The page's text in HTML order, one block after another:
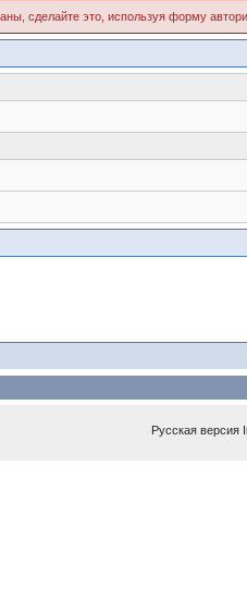
сделайте это, используя форму
Русская версия